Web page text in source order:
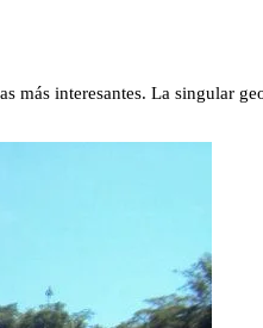
más interesantes. La singular